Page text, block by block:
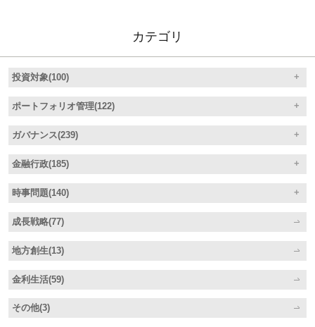
カテゴリ
投資対象(100)
ポートフォリオ管理(122)
ガバナンス(239)
金融行政(185)
時事問題(140)
成長戦略(77)
地方創生(13)
金利生活(59)
その他(3)